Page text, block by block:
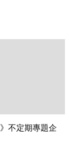
不定期專題企